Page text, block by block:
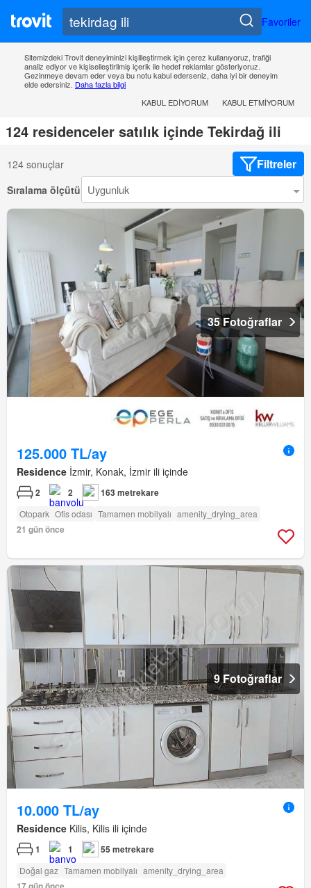
Favoriler
Sitemizdeki Trovit deneyiminizi kişilleştirmek için çerez kullanıyoruz, trafiği
analiz ediyor ve kişiselleştirilmiş içerik ile hedef reklamlar gösteriyoruz.
Gezinmeye devam eder veya bu notu kabul ederseniz, daha iyi bir deneyim
elde edersiniz. Daha fazla bilgi
KABUL EDIYORUM
KABUL ETMIYORUM
124 residenceler satılık içinde Tekirdağ ili
124 sonuçlar Filtreler
Sıralama ölçütü
35 Fotoğraflar
125.000 TL/ay
Residence İzmir, Konak, İzmir ili içinde
2 2 163 metrekare
Otopark Ofis odası Tamamen mobilyalı amenity_drying_area
21 gün önce
9 Fotoğraflar
10.000 TL/ay
Residence Kilis, Kilis ili içinde
1 1 55 metrekare
Doğal gaz Tamamen mobilyalı amenity_drying_area